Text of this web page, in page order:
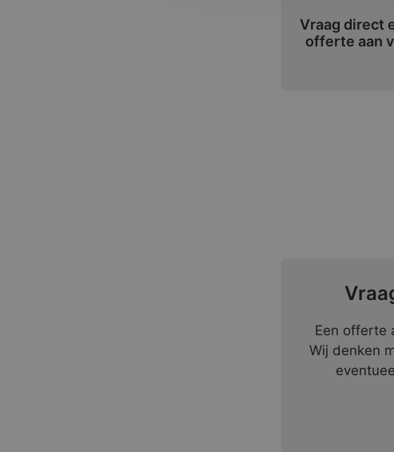
Vraag direct
offerte aan
Een offerte
Wij denken